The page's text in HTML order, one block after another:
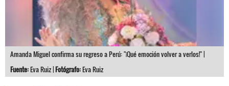
Amanda Miguel confirma su regreso a Perú: "¡Qué emoción volver a verlos!" |
Fuente:Eva Ruiz |Fotógrafo:Eva Ruiz